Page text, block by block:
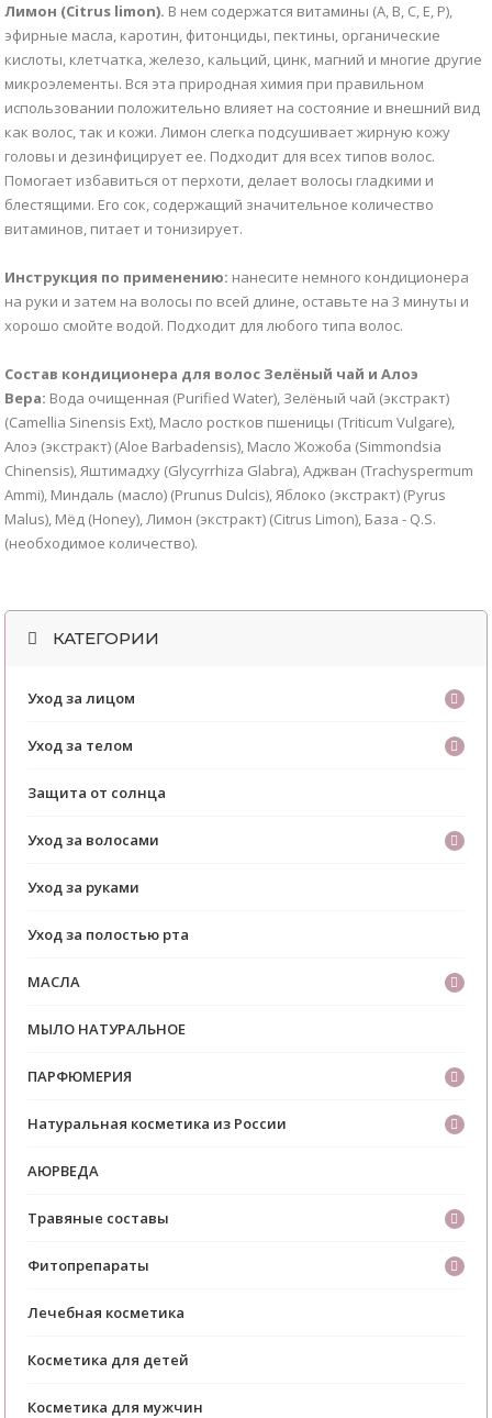
Лимон (Citrus limon). В нем содержатся витамины (А, В, С, Е, Р),
эфирные масла, каротин, фитонциды, пектины, органические
кислоты, клетчатка, железо, кальций, цинк, магний и многие другие
микроэлементы. Вся эта природная химия при правильном
использовании положительно влияет на состояние и внешний вид
как волос, так и кожи. Лимон слегка подсушивает жирную кожу
головы и дезинфицирует ее. Подходит для всех типов волос.
Помогает избавиться от перхоти, делает волосы гладкими и
блестящими. Его сок, содержащий значительное количество
витаминов, питает и тонизирует.
Инструкция по применению: нанесите немного кондиционера
на руки и затем на волосы по всей длине, оставьте на 3 минуты и
хорошо смойте водой. Подходит для любого типа волос.
Состав кондиционера для волос Зелёный чай и Алоэ
Вера: Вода очищенная (Purified Water), Зелёный чай (экстракт)
(Camellia Sinensis Ext), Масло ростков пшеницы (Triticum Vulgare),
Алоэ (экстракт) (Aloe Barbadensis), Масло Жожоба (Simmondsia
Chinensis), Яштимадху (Glycyrrhiza Glabra), Аджван (Trachyspermum
Ammi), Миндаль (масло) (Prunus Dulcis), Яблоко (экстракт) (Pyrus
Malus), Мёд (Honey), Лимон (экстракт) (Citrus Limon), База - Q.S.
(необходимое количество).
КАТЕГОРИИ
Уход за лицом
Уход за телом
Защита от солнца
Уход за волосами
Уход за руками
Уход за полостью рта
МАСЛА
МЫЛО НАТУРАЛЬНОЕ
ПАРФЮМЕРИЯ
Натуральная косметика из России
АЮРВЕДА
Травяные составы
Фитопрепараты
Лечебная косметика
Косметика для детей
Косметика для мужчин